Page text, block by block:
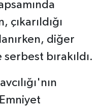
çıkarıldığı
diğer
bırakıldı.